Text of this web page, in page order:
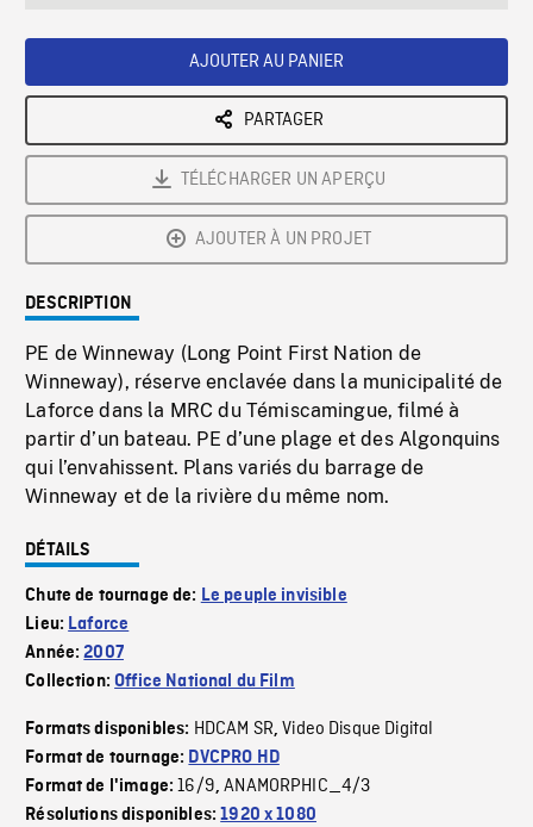
AJOUTER AU PANIER
PARTAGER
TÉLÉCHARGER UN APERÇU
AJOUTER À UN PROJET
DESCRIPTION
PE de Winneway (Long Point First Nation de
Winneway), réserve enclavée dans la municipalité de
Laforce dans la MRC du Témiscamingue, filmé à
partir d’un bateau. PE d’une plage et des Algonquins
qui l’envahissent. Plans variés du barrage de
Winneway et de la rivière du même nom.
DÉTAILS
Chute de tournage de: Le peuple invisible
Lieu: Laforce
Année:2007
Collection:Office National du Film
Formats disponibles: HDCAM SR,Video Disque Digital
Format de tournage: DVCPRO HD
Format de l'image:16/9,ANAMORPHIC_4/3
Résolutions disponibles:1920 x 1080